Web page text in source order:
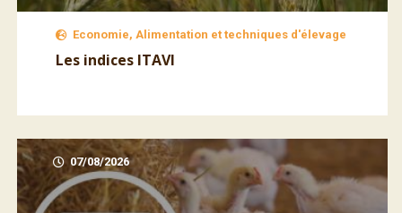
Economie, Alimentation et techniques d'élevage
Les indices ITAVI
07/08/2026